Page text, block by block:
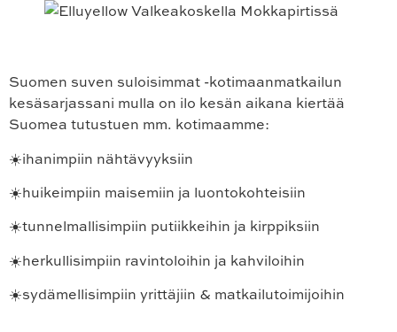
Suomen suven suloisimmat -kotimaanmatkailun
kesäsarjassani mulla on ilo kesän aikana kiertää
Suomea tutustuen mm. kotimaamme:
☀️ihanimpiin nähtävyyksiin
☀️huikeimpiin maisemiin ja luontokohteisiin
☀️tunnelmallisimpiin putiikkeihin ja kirppiksiin
☀️herkullisimpiin ravintoloihin ja kahviloihin
☀️sydämellisimpiin yrittäjiin & matkailutoimijoihin